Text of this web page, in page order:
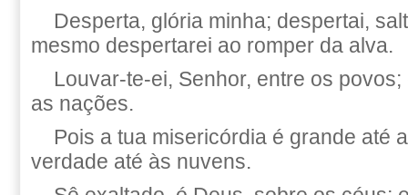
Desperta, glória minha; despertai,
mesmo despertarei ao romper da alva.
Louvar-te-ei, Senhor, entre os
as nações.
Pois a tua misericórdia é grande até
verdade até às nuvens.